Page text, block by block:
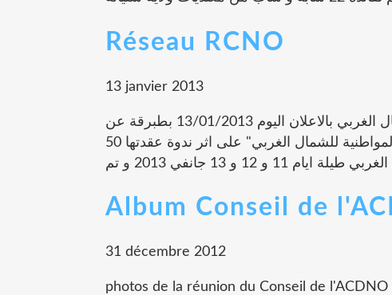
Réseau RCNO
13 janvier 2013
كللت مجهودات جمعية المواطنة و التنمية بالشمال الغربي بالاعلان اليوم 13/01/2013 بطبرقة عن
تاسيس شبكة جمعيات جديدة اسمها " الشبكة المواطنية للشمال الغربي" على اثر ندوة عقدتها 50
Album Conseil de
31 décembre 2012
photos de la réunion du Conseil de